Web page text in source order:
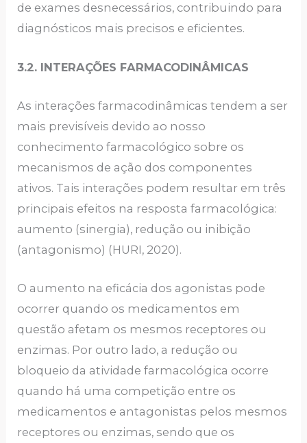
de exames desnecessários, contribuindo para
diagnósticos mais precisos e eficientes.
3.2. INTERAÇÕES FARMACODINÂMICAS
As interações farmacodinâmicas tendem a ser
mais previsíveis devido ao nosso
conhecimento farmacológico sobre os
mecanismos de ação dos componentes
ativos. Tais interações podem resultar em três
principais efeitos na resposta farmacológica:
aumento (sinergia), redução ou inibição
(antagonismo) (HURI, 2020).
O aumento na eficácia dos agonistas pode
ocorrer quando os medicamentos em
questão afetam os mesmos receptores ou
enzimas. Por outro lado, a redução ou
bloqueio da atividade farmacológica ocorre
quando há uma competição entre os
medicamentos e antagonistas pelos mesmos
receptores ou enzimas, sendo que os